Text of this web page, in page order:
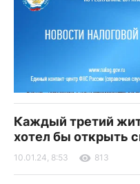
Каждый третий
хотел бы открыть
10.01.24, 8:53 813